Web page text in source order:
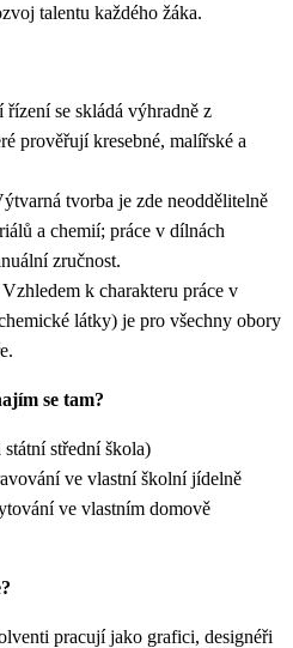
talentu každého žáka.
řízení se skládá výhradně z
prověřují kresebné, malířské a
tvorba je zde neoddělitelně
a chemií; práce v dílnách
zručnost.
Vzhledem k charakteru práce v
látky) je pro všechny obory
se tam?
státní střední škola)
ve vlastní školní jídelně
ve vlastním domově
pracují jako grafici, designéři